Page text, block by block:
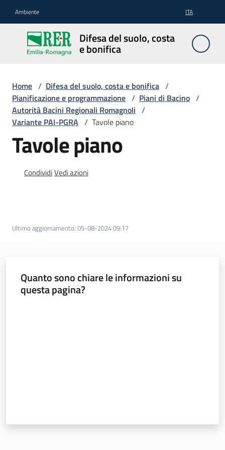
Ambiente ITA
Difesa del suolo, costa
e bonifica
Difesa
del
suolo,
bonifica
Pianificazione
e
programmazione
Documentazione
Comunicazione
Home / Difesa del suolo, costa e bonifica /
Pianificazione e programmazione / Piani di Bacino /
Autorità Bacini Regionali Romagnoli /
Variante PAI-PGRA / Tavole piano
Tavole piano
CondividiVedi azioni
Ultimo aggiornamento: 05-08-2024 09:17
Quanto sono chiare le informazioni su
questa pagina?